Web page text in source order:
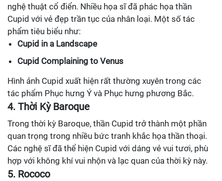
nghệ thuật cổ điển. Nhiều họa sĩ đã phác họa thần
Cupid với vẻ đẹp trần tục của nhân loại. Một số tác
phẩm tiêu biểu như:
Cupid in a Landscape
Cupid Complaining to Venus
Hình ảnh Cupid xuất hiện rất thường xuyên trong các
tác phẩm Phục hưng Ý và Phục hưng phương Bắc.
4. Thời Kỳ Baroque
Trong thời kỳ Baroque, thần Cupid trở thành một phần
quan trọng trong nhiều bức tranh khắc họa thần thoại.
Các nghệ sĩ đã thể hiện Cupid với dáng vẻ vui tươi, phù
hợp với không khí vui nhộn và lạc quan của thời kỳ này.
5. Rococo